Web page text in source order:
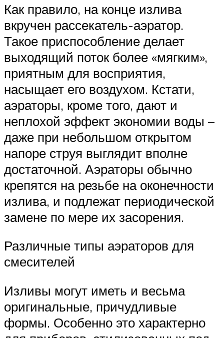
Как правило, на конце излива
вкручен рассекатель-аэратор.
Такое приспособление делает
выходящий поток более «мягким»,
приятным для восприятия,
насыщает его воздухом. Кстати,
аэраторы, кроме того, дают и
неплохой эффект экономии воды –
даже при небольшом открытом
напоре струя выглядит вполне
достаточной. Аэраторы обычно
крепятся на резьбе на оконечности
излива, и подлежат периодической
замене по мере их засорения.
Различные типы аэраторов для
смесителей
Изливы могут иметь и весьма
оригинальные, причудливые
формы. Особенно это характерно